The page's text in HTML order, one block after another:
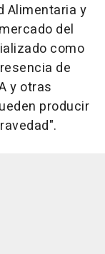
Alimentaria y
del
como
de
y otras
producir